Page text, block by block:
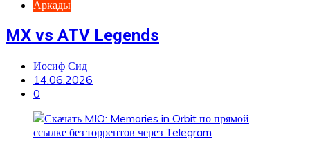
Аркады
MX vs ATV Legends
Иосиф Сид
14.06.2026
0